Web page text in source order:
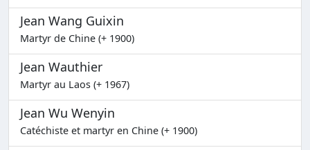
Jean Wang Guixin
Martyr de Chine (+ 1900)
Jean Wauthier
Martyr au Laos (+ 1967)
Jean Wu Wenyin
Catéchiste et martyr en Chine (+ 1900)